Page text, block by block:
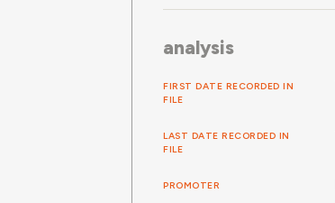
analysis
FIRST DATE RECORDED IN
FILE
LAST DATE RECORDED IN
FILE
PROMOTER